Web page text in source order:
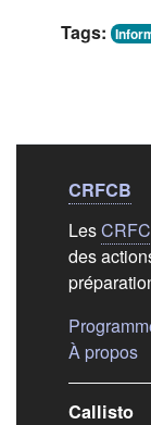
Tags:
CRFCB
Les
des
À propos
Callisto